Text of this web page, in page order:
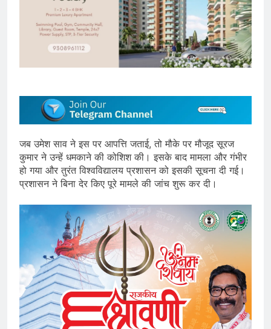
जब उमेश साव ने इस पर आपत्ति जताई, तो मौके पर मौजूद सूरज
कुमार ने उन्हें धमकाने की कोशिश की। इसके बाद मामला और गंभीर
हो गया और तुरंत विश्वविद्यालय प्रशासन को इसकी सूचना दी गई।
प्रशासन ने बिना देर किए पूरे मामले की जांच शुरू कर दी।